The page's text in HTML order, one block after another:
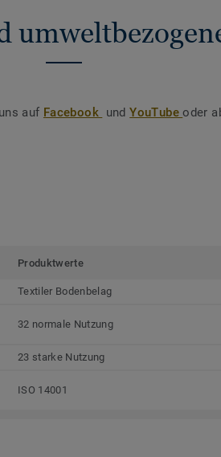
auf Facebook undYouTubeoder
Produktwerte
Textiler Bodenbelag
32 normale Nutzung
23 starke Nutzung
ISO 14001